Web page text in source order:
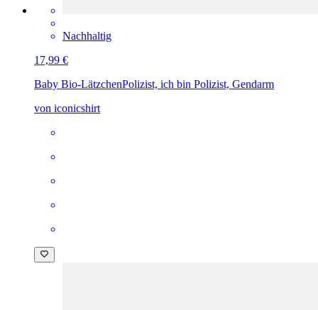
Nachhaltig
17,99 €
Baby Bio-LätzchenPolizist, ich bin Polizist, Gendarm
von iconicshirt